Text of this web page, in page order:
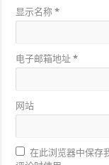
显示名称*
电子邮箱地址*
网站
在此浏览器中保存